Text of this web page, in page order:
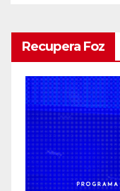
Recupera Foz